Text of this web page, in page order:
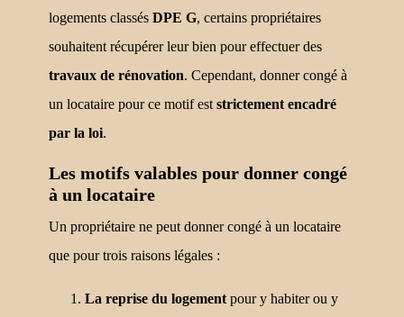
logements classés DPE G, certains propriétaires
souhaitent récupérer leur bien pour effectuer des
travaux de rénovation. Cependant, donner congé à
un locataire pour ce motif est strictement encadré
par la loi.
Les motifs valables pour donner congé
à un locataire
Un propriétaire ne peut donner congé à un locataire
que pour trois raisons légales :
La reprise du logement pour y habiter ou y